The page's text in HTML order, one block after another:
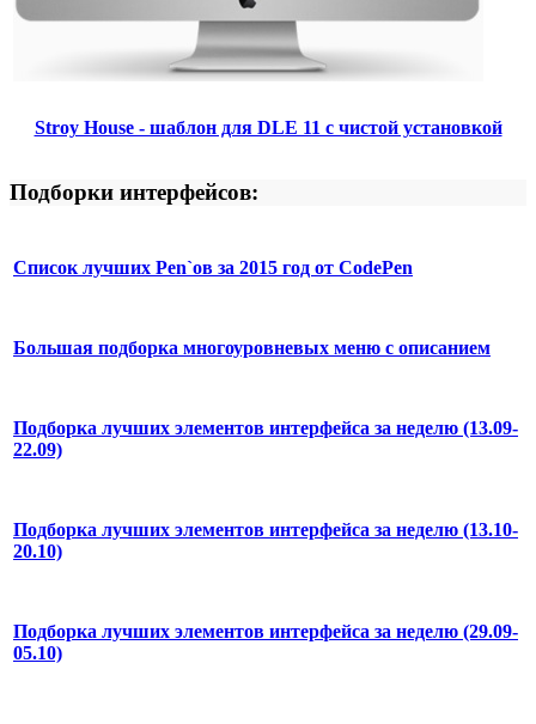
Stroy House - шаблон для DLE 11 с чистой установкой
Подборки интерфейсов:
Список лучших Pen`ов за 2015 год от CodePen
Большая подборка многоуровневых меню с описанием
Подборка лучших элементов интерфейса за неделю (13.09-
22.09)
Подборка лучших элементов интерфейса за неделю (13.10-
20.10)
Подборка лучших элементов интерфейса за неделю (29.09-
05.10)